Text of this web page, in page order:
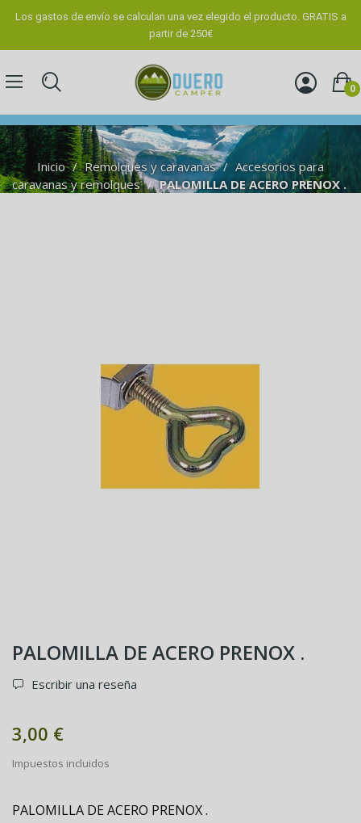
Los gastos de envío se calculan una vez elegido el producto. GRATIS a
partir de 250€
0
Inicio Remolques y caravanas
Accesorios para
caravanas y remolques
PALOMILLA DE ACERO PRENOX .
PALOMILLA DE ACERO PRENOX .
Escribir una reseña
3,00 €
Impuestos incluidos
PALOMILLA DE ACERO PRENOX .